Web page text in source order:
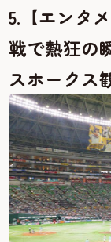
5.【エンタ
戦で熱狂の
スホークス